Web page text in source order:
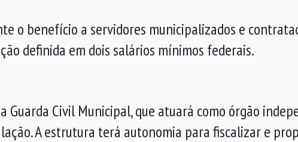
o benefício a servidores municipalizados e
definida em dois salários mínimos federais.
Civil Municipal, que atuará como órgão
A estrutura terá autonomia para fiscalizar e